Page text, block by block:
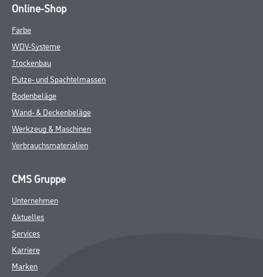
Online-Shop
Farbe
WDV-Systeme
Trockenbau
Putze- und Spachtelmassen
Bodenbeläge
Wand- & Deckenbeläge
Werkzeug & Maschinen
Verbrauchsmaterialien
CMS Gruppe
Unternehmen
Aktuelles
Services
Karriere
Marken